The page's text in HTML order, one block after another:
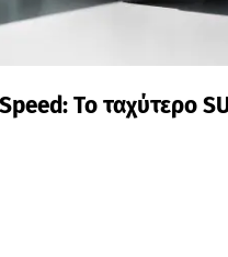
Το ταχύτερο